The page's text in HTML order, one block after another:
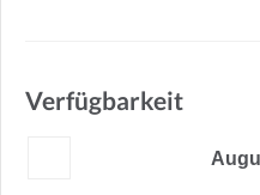
Verfügbarkeit